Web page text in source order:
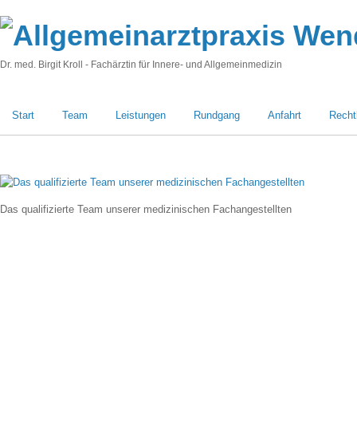
Dr. med. Birgit Kroll - Fachärztin für Innere- und Allgemeinmedizin
Start Team Leistungen Rundgang Anfahrt
Das qualifizierte Team unserer medizinischen Fachangestellten